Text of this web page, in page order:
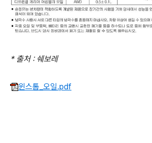
* 출처 : 쉐보레
윈스톰_오일.pdf